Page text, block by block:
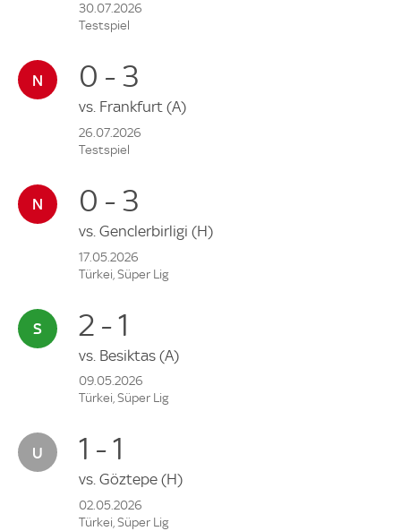
30.07.2026
Testspiel
0 - 3
vs. Frankfurt (A)
26.07.2026
Testspiel
0 - 3
vs. Genclerbirligi (H)
17.05.2026
Türkei, Süper Lig
2 - 1
vs. Besiktas (A)
09.05.2026
Türkei, Süper Lig
1 - 1
vs. Göztepe (H)
02.05.2026
Türkei, Süper Lig